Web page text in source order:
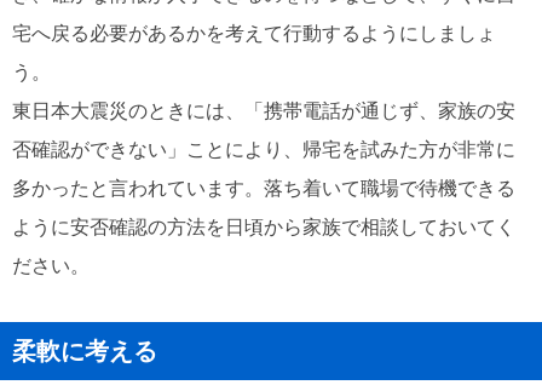
宅へ戻る必要があるかを考えて行動するようにしましょ
う。
東日本大震災のときには、「携帯電話が通じず、家族の安
否確認ができない」ことにより、帰宅を試みた方が非常に
多かったと言われています。落ち着いて職場で待機できる
ように安否確認の方法を日頃から家族で相談しておいてく
ださい。
柔軟に考える